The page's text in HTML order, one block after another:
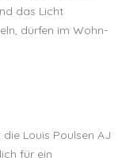
das Licht
dürfen im Wohn-
Louis Poulsen AJ
für ein